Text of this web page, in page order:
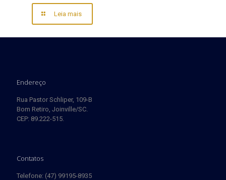
Leia mais
Endereço
Rua Pastor Schliper, 109-B
Bom Retiro, Joinville/SC.
CEP: 89.222-515.
Contatos
Telefone: (47) 99195-8935